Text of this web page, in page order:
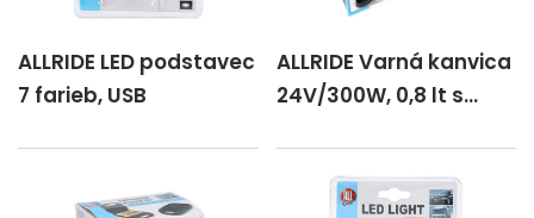
ALLRIDE LED podstavec
7 farieb, USB
ALLRIDE Varná kanvica
24V/300W, 0,8 lt s